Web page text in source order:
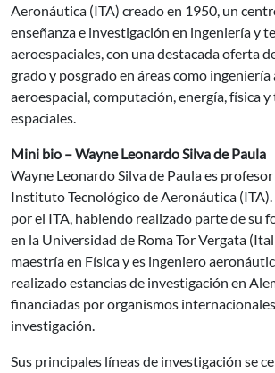
Aeronáutica (ITA) creado en 1950, un
enseñanza e investigación en ingeniería y
aeroespaciales, con una destacada oferta
grado y posgrado en áreas como
aeroespacial, computación, energía, física
espaciales.
Mini bio – Wayne Leonardo Silva de Paula
Wayne Leonardo Silva de Paula es
Instituto Tecnológico de Aeronáutica (ITA).
por el ITA, habiendo realizado parte de su
en la Universidad de Roma Tor Vergata
maestría en Física y es ingeniero
realizado estancias de investigación en
financiadas por organismos
investigación.
Sus principales líneas de investigación se